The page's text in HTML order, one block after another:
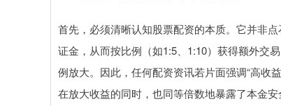
首先，必须清晰认知股票配资的本质。它并非
证金，从而按比例（如1:5、1:10）获得额外交
例放大。因此，任何配资资讯若片面强调“高收
在放大收益的同时，也同等倍数地暴露了本金